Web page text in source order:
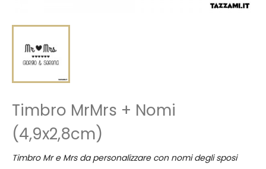
Timbro MrMrs + Nomi
(4,9x2,8cm)
Timbro Mr e Mrs da personalizzare con nomi degli sposi